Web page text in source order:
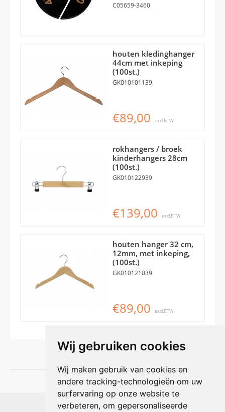
Wij gebruiken cookies
Wij maken gebruik van cookies en
andere tracking-technologieën om uw
surfervaring op onze website te
verbeteren, om gepersonaliseerde
C05659-3460
houten kledinghanger
44cm met inkeping
(100st.)
GK010101139
€89,00 excl.BTW
rokhangers / broek
kinderhangers 28cm
(100st.)
GK010122939
€139,00 excl.BTW
houten hanger 32 cm,
12mm, met inkeping,
(100st.)
GK010121039
€89,00 excl.BTW
Shophouse online